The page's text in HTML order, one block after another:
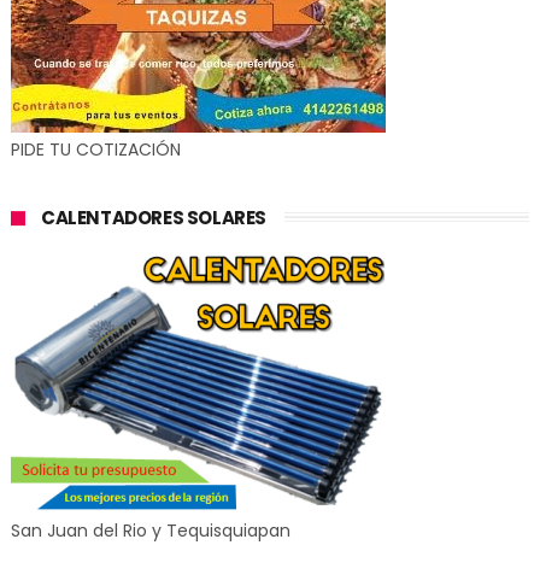
PIDE TU COTIZACIÓN
CALENTADORES SOLARES
San Juan del Rio y Tequisquiapan